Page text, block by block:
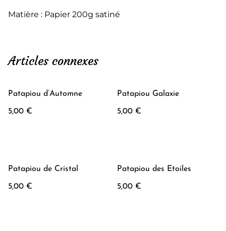
Matière : Papier 200g satiné
Articles connexes
Patapiou d’Automne
5,00 €
Patapiou Galaxie
5,00 €
Patapiou de Cristal
5,00 €
Patapiou des Etoiles
5,00 €